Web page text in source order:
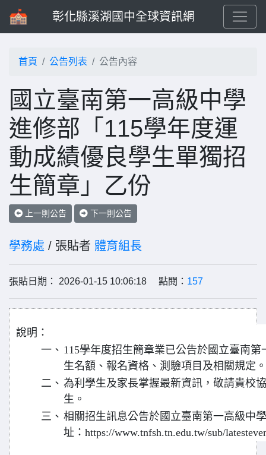
彰化縣溪湖國中全球資訊網
首頁 公告列表 公告內容
國立臺南第一高級中學
進修部「115學年度運
動成績優良學生單獨招
生簡章」乙份
上一則公告 下一則公告
學務處 / 張貼者 體育組長
張貼日期： 2026-01-15 10:06:18 點閱： 157
說明：
一、 115學年度招生簡章業已公告於國立臺南
生名額、報名資格、測驗項目及相關規定。
二、 為利學生及家長掌握最新資訊，敬請貴校
生。
三、 相關招生訊息公告於國立臺南第一高級中
址：https://www.tnfsh.tn.edu.tw/sub/